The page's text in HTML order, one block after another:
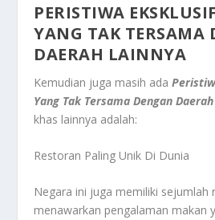
PERISTIWA
YANG TAK TERSAMA
DAERAH LAINNYA
Kemudian juga masih ada
Yang Tak Tersama Dengan
khas lainnya adalah:
Restoran Paling Unik Di Dunia
Negara ini juga memiliki sejumlah
menawarkan pengalaman makan